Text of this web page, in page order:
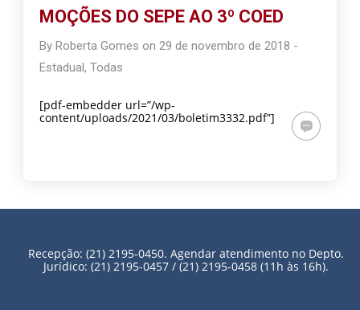
MOÇÕES DO SEPE AO 3º COED
ByRoberta Gomes on29 de novembro de 2018 -
Estadual,Todas
[pdf-embedder url=”/wp-
content/uploads/2021/03/boletim3332.pdf”]
Recepção: (21) 2195-0450. Agendar atendimento no Depto.
Jurídico: (21) 2195-0457 / (21) 2195-0458 (11h às 16h).